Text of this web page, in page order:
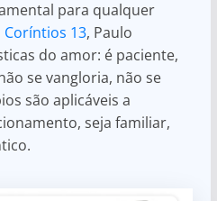
para qualquer
Coríntios 13, Paulo
do amor: é paciente,
se vangloria, não se
são aplicáveis a
seja familiar,